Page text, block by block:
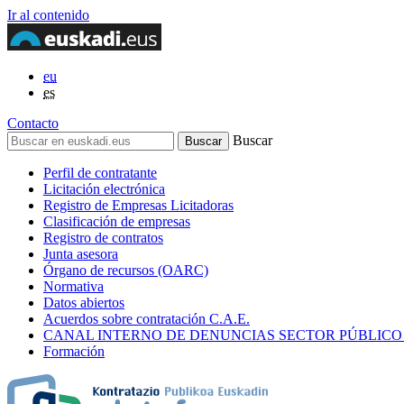
Ir al contenido
eu
es
Contacto
Buscar
Perfil de contratante
Licitación electrónica
Registro de Empresas Licitadoras
Clasificación de empresas
Registro de contratos
Junta asesora
Órgano de recursos (OARC)
Normativa
Datos abiertos
Acuerdos sobre contratación C.A.E.
CANAL INTERNO DE DENUNCIAS SECTOR
Formación